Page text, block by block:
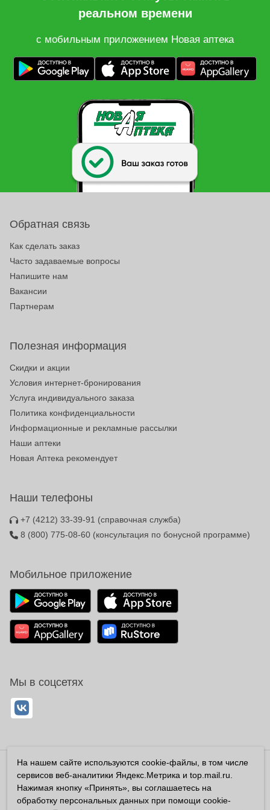
реальном времени
с мобильным приложением Новая аптека
Обратная связь
Как сделать заказ
Часто задаваемые вопросы
Напишите нам
Вакансии
Партнерам
Полезная информация
Скидки и акции
Условия интернет-бронирования
Услуга индивидуального заказа
Политика конфиденциальности
Информационные и рекламные рассылки
Наши аптеки
Новая Аптека рекомендует
Наши телефоны
+7 (4212) 33-39-91 (справочная служба)
8 (800) 775-08-60 (консультация по бонусной программе)
Мобильное приложение
Мы в соцсетях
Владелец сайта ООО «Суперфарма» ОГРН 1032700302194
Все права защищены ©2026
Информация, размещенная на данном сайте имеет
На нашем сайте используются cookie-файлы, в том числе
сервисов веб-аналитики Яндекс.Метрика и top.mail.ru.
Нажимая кнопку «Принять», вы соглашаетесь на
обработку персональных данных при помощи cookie-